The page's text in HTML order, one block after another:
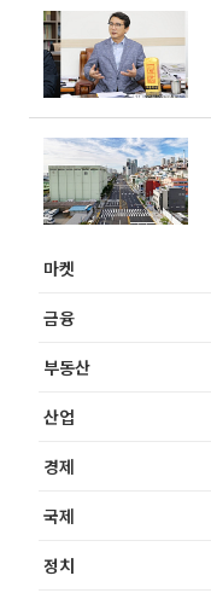
마켓
금융
부동산
산업
경제
국제
정치